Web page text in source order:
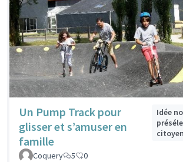
Un Pump Track pour
glisser et s’amuser en
famille
Idée
Coquery 5 0